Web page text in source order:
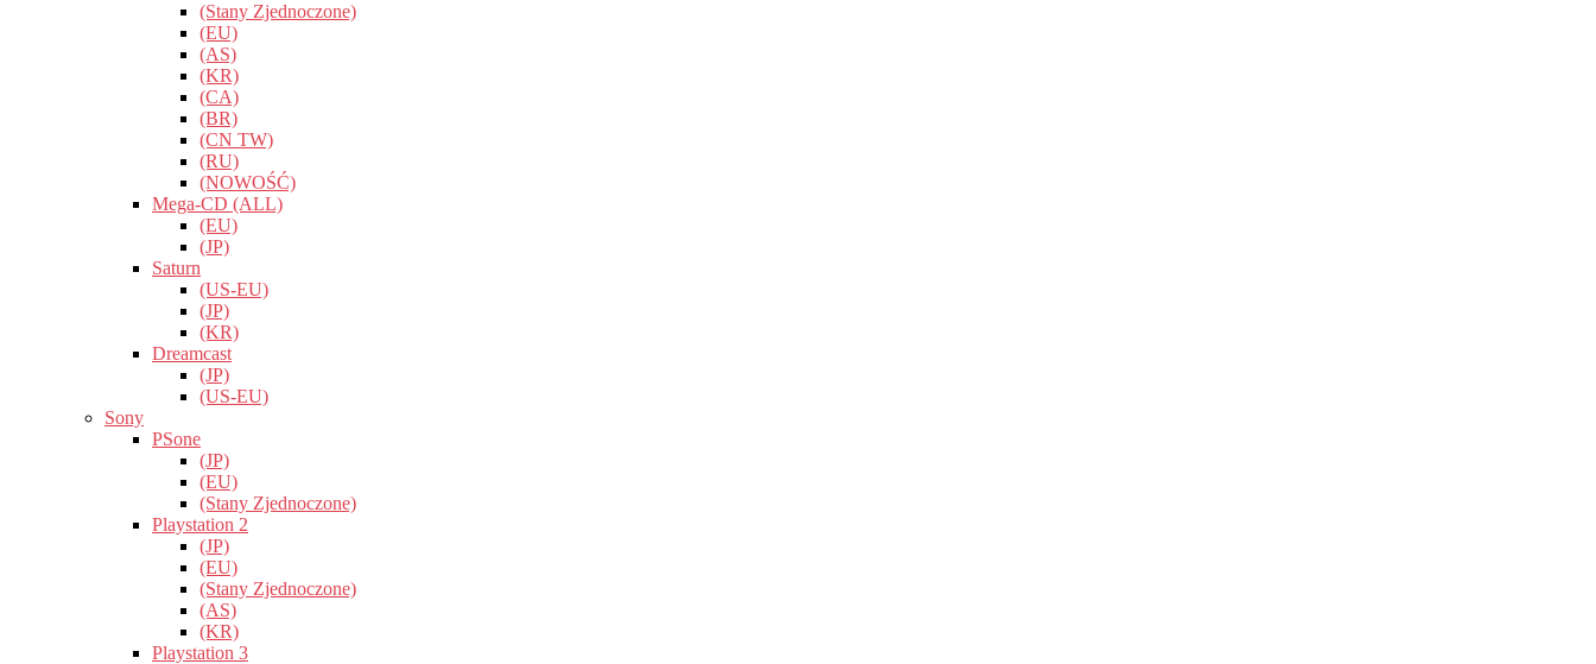
(Stany Zjednoczone)
(EU)
(AS)
(KR)
(CA)
(BR)
(CN TW)
(RU)
(NOWOŚĆ)
Mega-CD (ALL)
(EU)
(JP)
Saturn
(US-EU)
(JP)
(KR)
Dreamcast
(JP)
(US-EU)
Sony
PSone
(JP)
(EU)
(Stany Zjednoczone)
Playstation 2
(JP)
(EU)
(Stany Zjednoczone)
(AS)
(KR)
Playstation 3